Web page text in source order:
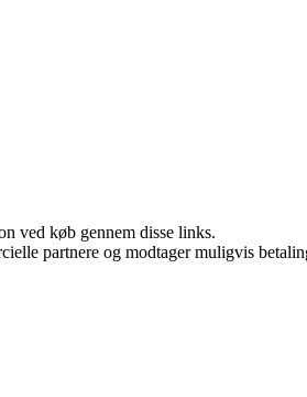
ved køb gennem disse links.
partnere og modtager muligvis